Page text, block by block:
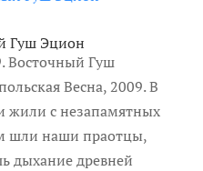
Гуш Эцион
Восточный Гуш
Весна, 2009. В
с незапамятных
шли наши праотцы,
дыхание древней